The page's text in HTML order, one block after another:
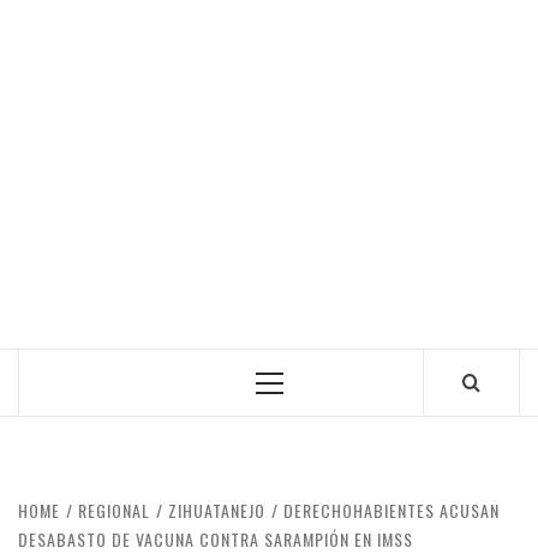
Primary
HOME REGIONAL ZIHUATANEJO
DERECHOHABIENTES ACUSAN
DESABASTO DE VACUNA CONTRA SARAMPIÓN EN IMSS